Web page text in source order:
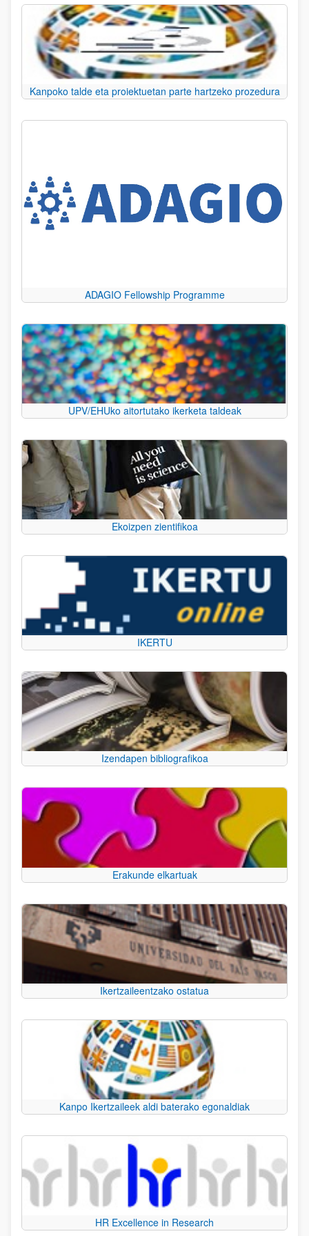
Kanpoko talde eta proiektuetan parte hartzeko prozedura
ADAGIO Fellowship Programme
UPV/EHUko aitortutako ikerketa taldeak
Ekoizpen zientifikoa
IKERTU
Izendapen bibliografikoa
Erakunde elkartuak
Ikertzaileentzako ostatua
Kanpo Ikertzaileek aldi baterako egonaldiak
HR Excellence in Research